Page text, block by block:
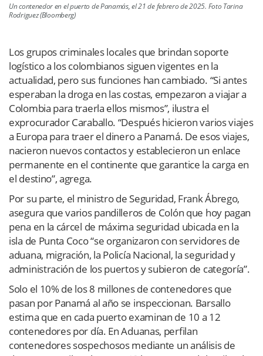
Un contenedor en el puerto de Panamás, el 21 de febrero de 2025. Foto Tarina
Rodriguez (Bloomberg)
Los grupos criminales locales que brindan soporte
logístico a los colombianos siguen vigentes en la
actualidad, pero sus funciones han cambiado. “Si antes
esperaban la droga en las costas, empezaron a viajar a
Colombia para traerla ellos mismos”, ilustra el
exprocurador Caraballo. “Después hicieron varios viajes
a Europa para traer el dinero a Panamá. De esos viajes,
nacieron nuevos contactos y establecieron un enlace
permanente en el continente que garantice la carga en
el destino”, agrega.
Por su parte, el ministro de Seguridad, Frank Ábrego,
asegura que varios pandilleros de Colón que hoy pagan
pena en la cárcel de máxima seguridad ubicada en la
isla de Punta Coco “se organizaron con servidores de
aduana, migración, la Policía Nacional, la seguridad y
administración de los puertos y subieron de categoría”.
Solo el 10% de los 8 millones de contenedores que
pasan por Panamá al año se inspeccionan. Barsallo
estima que en cada puerto examinan de 10 a 12
contenedores por día. En Aduanas, perfilan
contenedores sospechosos mediante un análisis de